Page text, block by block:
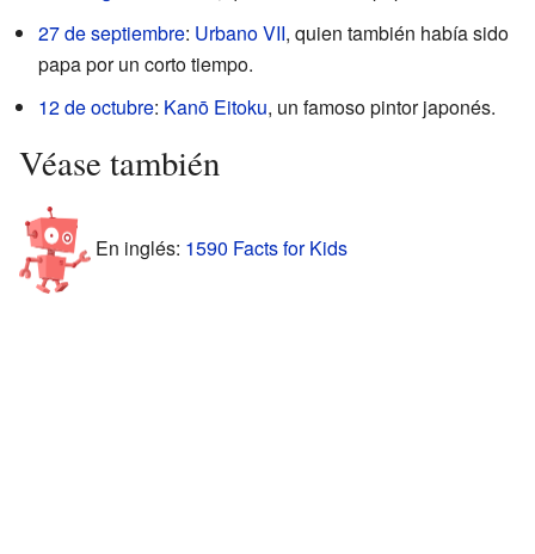
27 de septiembre: Urbano VII, quien también había sido
papa por un corto tiempo.
12 de octubre: Kanō Eitoku, un famoso pintor japonés.
Véase también
En inglés: 1590 Facts for Kids